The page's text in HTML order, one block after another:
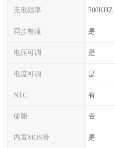
充电频率 500KHZ
同步整流 是
电压可调 是
电流可调 是
NTC 有
使能 否
内置MOS管 是